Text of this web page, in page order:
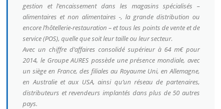
gestion et l’encaissement dans les magasins spécialisés –
alimentaires et non alimentaires -, la grande distribution ou
encore l’hôtellerie-restauration – et tous les points de vente et de
service (POS), quelle que soit leur taille ou leur secteur.
Avec un chiffre d’affaires consolidé supérieur à 64 m€ pour
2014, le Groupe AURES possède une présence mondiale, avec
un siège en France, des filiales au Royaume Uni, en Allemagne,
en Australie et aux USA, ainsi qu’un réseau de partenaires,
distributeurs et revendeurs implantés dans plus de 50 autres
pays.